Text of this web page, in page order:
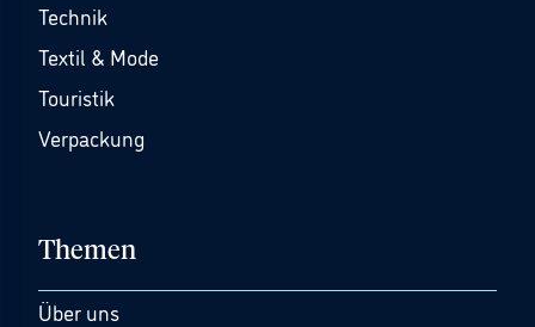
Technik
Textil & Mode
Touristik
Verpackung
Themen
Über uns